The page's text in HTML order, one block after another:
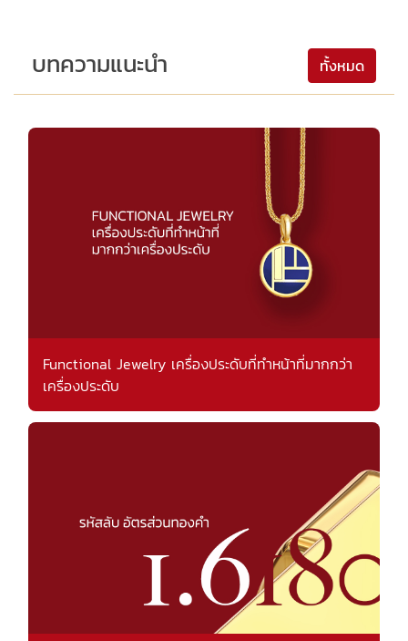
บทความแนะนำ ทั้งหมด
Functional Jewelry เครื่องประดับที่ทำหน้าที่มากกว่า
เครื่องประดับ